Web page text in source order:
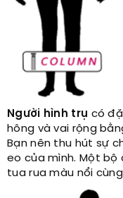
Người hình trụ có
hông và vai rộng
Bạn nên thu hút sự
eo của mình. Một
tua rua màu nổi